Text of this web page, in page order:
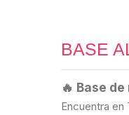
BASE
🔥 Base
Encuentra